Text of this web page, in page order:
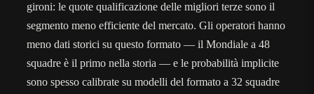
gironi: le quote qualificazione delle migliori terze sono il
segmento meno efficiente del mercato. Gli operatori hanno
meno dati storici su questo formato — il Mondiale a 48
squadre è il primo nella storia — e le probabilità implicite
sono spesso calibrate su modelli del formato a 32 squadre